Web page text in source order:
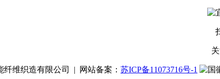
纤维织造有限公司 | 网站备案： 苏ICP备11073716号-1